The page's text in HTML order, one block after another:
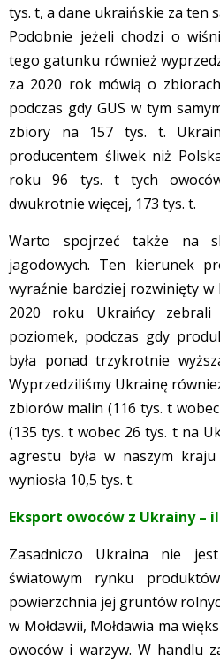
tys. t, a dane ukraińskie za ten
Podobnie jeżeli chodzi o
tego gatunku również
za 2020 rok mówią o
podczas gdy GUS w tym
zbiory na 157 tys. t.
producentem śliwek niż
roku 96 tys. t tych
dwukrotnie więcej, 173 tys. t.
Warto spojrzeć także na
jagodowych. Ten kierunek
wyraźnie bardziej rozwinięty w
2020 roku Ukraińcy
poziomek, podczas gdy
była ponad trzykrotnie
Wyprzedziliśmy Ukrainę
zbiorów malin (116 tys. t
(135 tys. t wobec 26 tys. t na
agrestu była w naszym
wyniosła 10,5 tys. t.
Eksport owoców z Ukrainy –
Zasadniczo Ukraina nie
światowym rynku
powierzchnia jej gruntów
w Mołdawii, Mołdawia ma
owoców i warzyw. W handlu